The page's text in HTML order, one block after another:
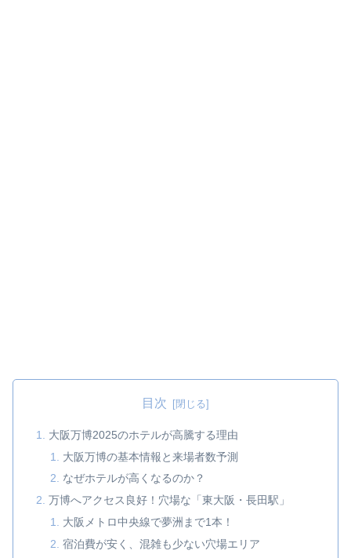
目次
大阪万博2025のホテルが高騰する理由
大阪万博の基本情報と来場者数予測
なぜホテルが高くなるのか？
万博へアクセス良好！穴場な「東大阪・長田駅」
大阪メトロ中央線で夢洲まで1本！
宿泊費が安く、混雑も少ない穴場エリア